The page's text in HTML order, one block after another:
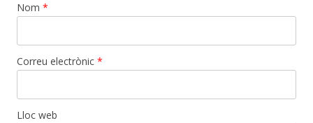
Nom *
Correu electrònic *
Lloc web